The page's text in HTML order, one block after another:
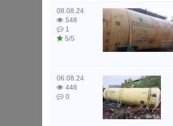
08.08.24
548
1
5/5
06.08.24
448
0